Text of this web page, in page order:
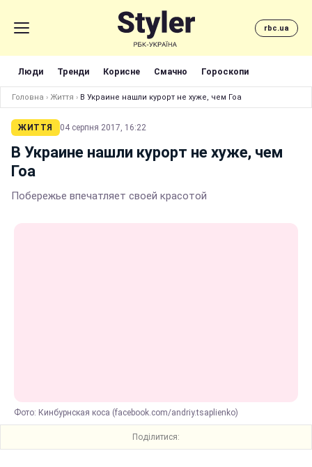
rbc.ua
Люди Тренди Корисне Смачно Гороскопи
Головна › Життя › В Украине нашли курорт не хуже, чем Гоа
ЖИТТЯ 04 серпня 2017, 16:22
В Украине нашли курорт не хуже, чем
Гоа
Побережье впечатляет своей красотой
Фото: Кинбурнская коса (facebook.com/andriy.tsaplienko)
Поділитися: